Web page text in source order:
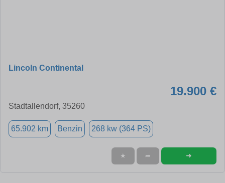
Lincoln Continental
19.900 €
Stadtallendorf, 35260
65.902 km Benzin 268 kw (364 PS)
★ ➦ ➜